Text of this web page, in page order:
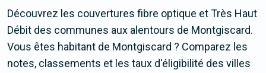
Découvrez les couvertures fibre optique et Très Haut
Débit des communes aux alentours de Montgiscard.
Vous êtes habitant de Montgiscard ? Comparez les
notes, classements et les taux d'éligibilité des villes